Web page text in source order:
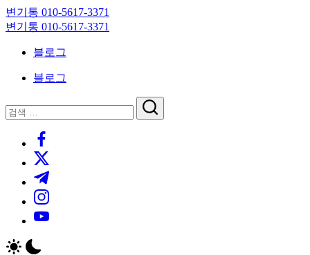
Skip
to
content
변기통 010-5617-3371
변
대
기
변기통 010-5617-3371
크
대
블로그
블로그
닫
기
검
검
https://www.facebook.com/
https://twitter.com/
https://t.me/
https://www.instagram.com/
https://youtube.com/